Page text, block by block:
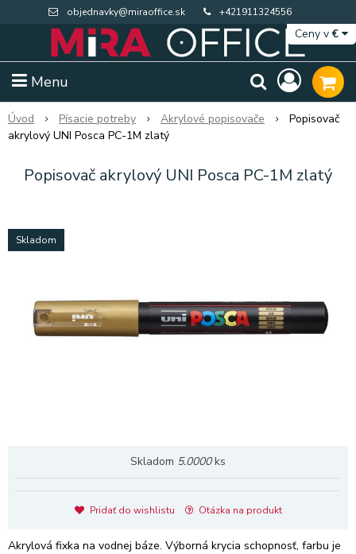
objednavky@miraoffice.sk +421911324556
Menu
Ceny v€
Extra výpredaj zásob Výpredaj BTS
Úvod Písacie potreby Akrylové popisovače
Popisovač
akrylový UNI Posca PC-1M zlatý
Popisovač akrylový UNI Posca PC-1M zlatý
Skladom
Skladom 5.0000ks
Pridať do wishlistu Otázka na produkt
Akrylová fixka na vodnej báze. Výborná krycia schopnosť, farbu je